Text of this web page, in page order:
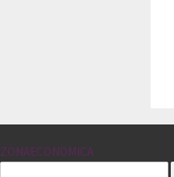
ZONAECONOMICA